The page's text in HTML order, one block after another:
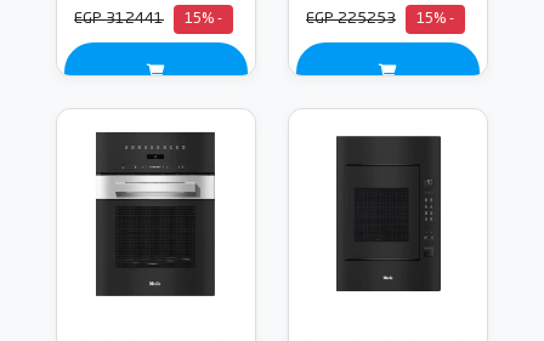
- 15%
EGP 225253
- 15%
EGP 312441